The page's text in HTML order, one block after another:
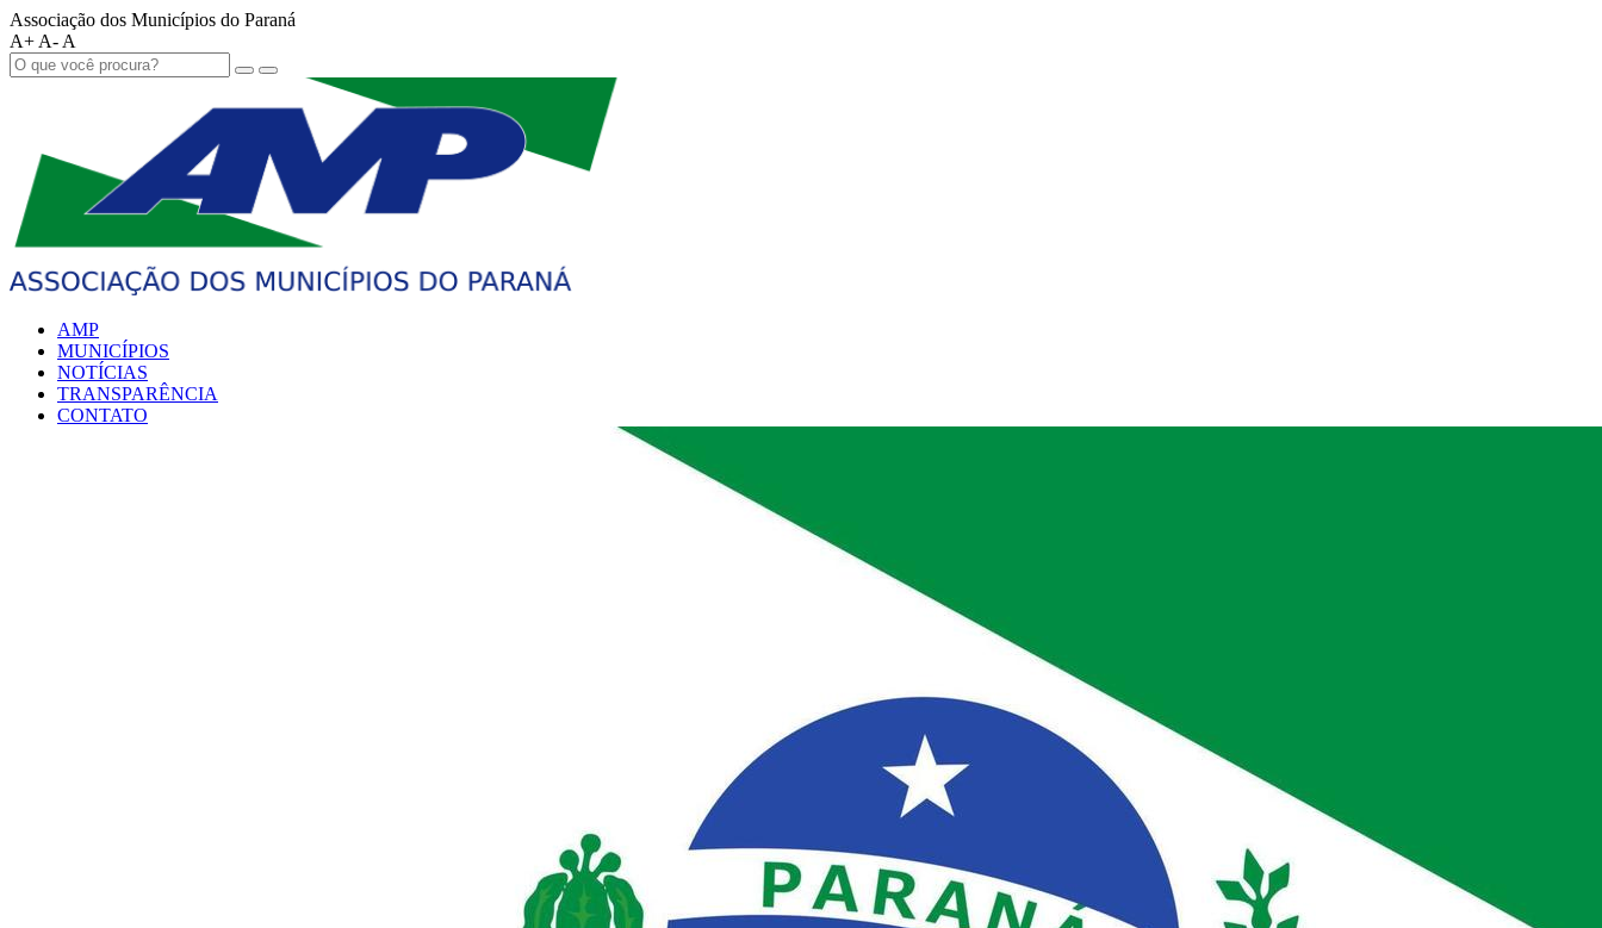
Associação dos Municípios do Paraná
A+ A- A
AMP
MUNICÍPIOS
NOTÍCIAS
TRANSPARÊNCIA
CONTATO